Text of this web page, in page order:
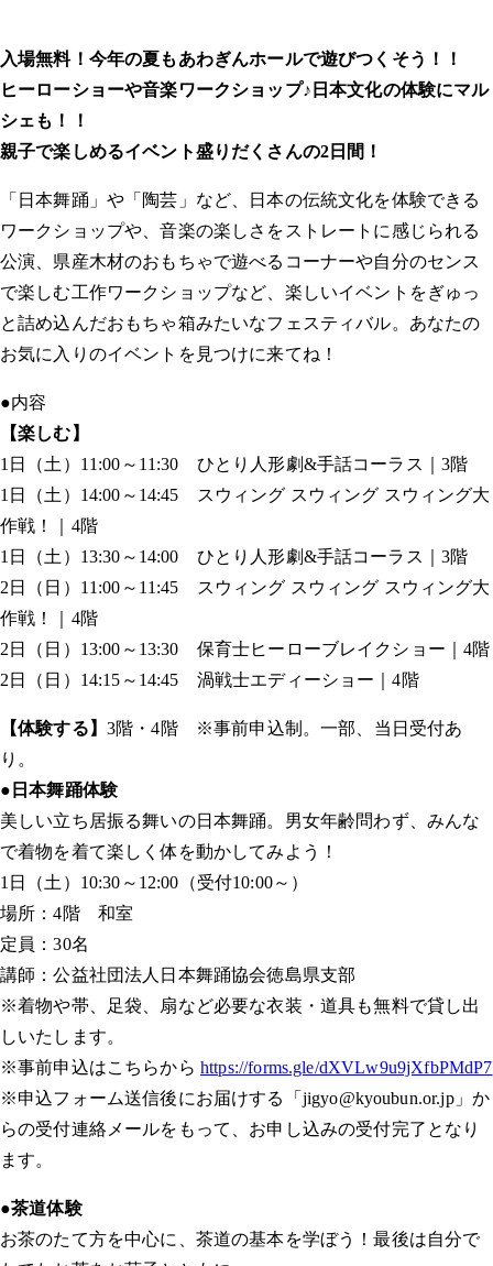
入場無料！今年の夏もあわぎんホールで遊びつくそう！！
ヒーローショーや音楽ワークショップ♪日本文化の体験にマル
シェも！！
親子で楽しめるイベント盛りだくさんの2日間！
「日本舞踊」や「陶芸」など、日本の伝統文化を体験できる
ワークショップや、音楽の楽しさをストレートに感じられる
公演、県産木材のおもちゃで遊べるコーナーや自分のセンス
で楽しむ工作ワークショップなど、楽しいイベントをぎゅっ
と詰め込んだおもちゃ箱みたいなフェスティバル。あなたの
お気に入りのイベントを見つけに来てね！
●内容
【楽しむ】
1日（土）11:00～11:30 ひとり人形劇&手話コーラス｜3階
1日（土）14:00～14:45 スウィング スウィング スウィング大
作戦！｜4階
1日（土）13:30～14:00 ひとり人形劇&手話コーラス｜3階
2日（日）11:00～11:45 スウィング スウィング スウィング大
作戦！｜4階
2日（日）13:00～13:30 保育士ヒーローブレイクショー｜4階
2日（日）14:15～14:45 渦戦士エディーショー｜4階
【体験する】 3階・4階 ※事前申込制。一部、当日受付あ
り。
●日本舞踊体験
美しい立ち居振る舞いの日本舞踊。男女年齢問わず、みんな
で着物を着て楽しく体を動かしてみよう！
1日（土）10:30～12:00（受付10:00～）
場所：4階 和室
定員：30名
講師：公益社団法人日本舞踊協会徳島県支部
※着物や帯、足袋、扇など必要な衣装・道具も無料で貸し出
しいたします。
※事前申込はこちらから https://forms.gle/dXVLw9u9jXfbPMdP7
※申込フォーム送信後にお届けする「jigyo@kyoubun.or.jp」か
らの受付連絡メールをもって、お申し込みの受付完了となり
ます。
●茶道体験
お茶のたて方を中心に、茶道の基本を学ぼう！最後は自分で